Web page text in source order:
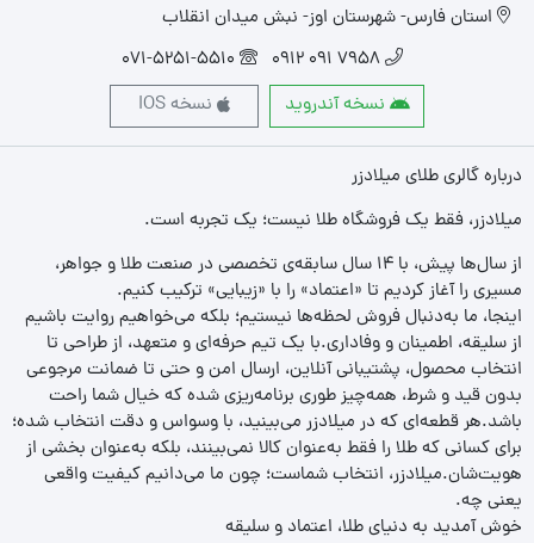
استان فارس- شهرستان اوز- نبش میدان انقلاب
7958 091 0912
071-5251-5510
نسخه آندروید
نسخه IOS
درباره گالری طلای میلادزر
میلادزر، فقط یک فروشگاه طلا نیست؛ یک تجربه‌ است.
از سال‌ها پیش، با ۱۴ سال سابقه‌ی تخصصی در صنعت طلا و جواهر،
مسیری را آغاز کردیم تا «اعتماد» را با «زیبایی» ترکیب کنیم.
اینجا، ما به‌دنبال فروش لحظه‌ها نیستیم؛ بلکه می‌خواهیم روایت باشیم
از سلیقه، اطمینان و وفاداری.با یک تیم حرفه‌ای و متعهد، از طراحی تا
انتخاب محصول، پشتیبانی آنلاین، ارسال امن و حتی تا ضمانت مرجوعی
بدون قید و شرط، همه‌چیز طوری برنامه‌ریزی شده که خیال شما راحت
باشد.هر قطعه‌ای که در میلادزر می‌بینید، با وسواس و دقت انتخاب شده؛
برای کسانی که طلا را فقط به‌عنوان کالا نمی‌بینند، بلکه به‌عنوان بخشی از
هویت‌شان.میلادزر، انتخاب شماست؛ چون ما می‌دانیم کیفیت واقعی
یعنی چه.
خوش آمدید به دنیای طلا، اعتماد و سلیقه